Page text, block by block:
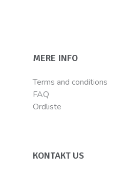
MERE INFO
Terms and conditions
FAQ
Ordliste
KONTAKT US